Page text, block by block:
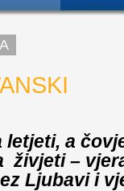
a
živjeti –
Ljubavi i